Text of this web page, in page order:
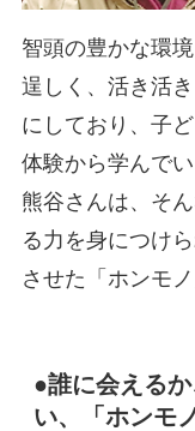
智頭の豊かな環
逞しく、活き活
にしており、子
体験から学んでい
熊谷さんは、そ
る力を身につけ
させた「ホンモノ
●誰に会える
い、「ホンモ